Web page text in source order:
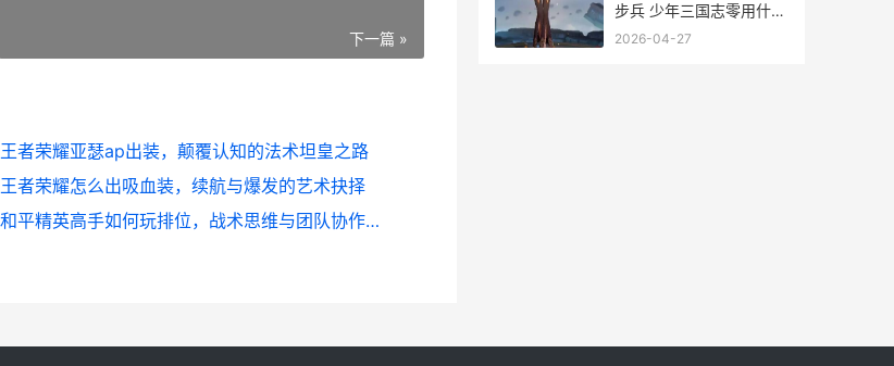
下一篇 »
王者荣耀亚瑟ap出装，颠覆认知的法术坦皇之路
王者荣耀怎么出吸血装，续航与爆发的艺术抉择
和平精英高手如何玩排位，战术思维与团队协作的进阶之路
步兵 少年三国志零用什么
阵容
2026-04-27